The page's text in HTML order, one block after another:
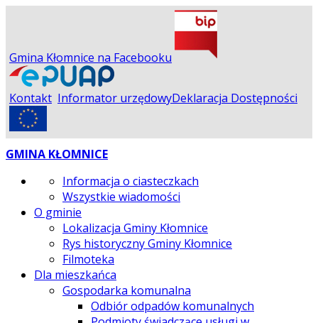
Gmina Kłomnice na Facebooku
Kontakt Informator urzędowyDeklaracja Dostępności
GMINA KŁOMNICE
Informacja o ciasteczkach
Wszystkie wiadomości
O gminie
Lokalizacja Gminy Kłomnice
Rys historyczny Gminy Kłomnice
Filmoteka
Dla mieszkańca
Gospodarka komunalna
Odbiór odpadów komunalnych